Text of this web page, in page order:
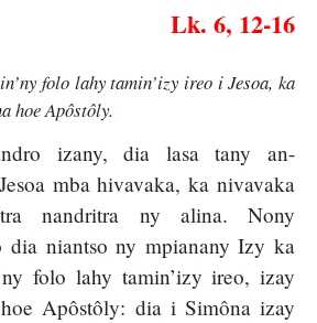
Lk. 6, 12-16
folo lahy tamin’izy ireo i Jesoa, ka
hoe Apôstôly.
izany, dia lasa tany an-
mba hivavaka, ka nivavaka
nandritra ny alina. Nony
dia niantso ny mpianany Izy ka
folo lahy tamin’izy ireo, izay
Apôstôly: dia i Simôna izay